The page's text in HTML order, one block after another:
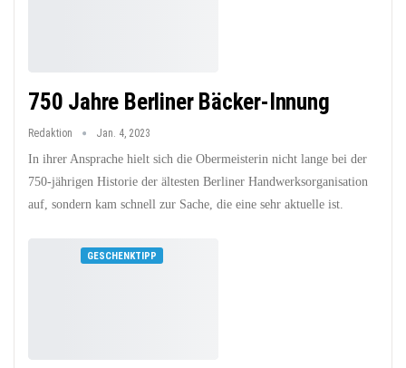
750 Jahre Berliner Bäcker-Innung
Redaktion Jan. 4, 2023
In ihrer Ansprache hielt sich die Obermeisterin nicht lange bei der
750-jährigen Historie der ältesten Berliner Handwerksorganisation
auf, sondern kam schnell zur Sache, die eine sehr aktuelle ist.
GESCHENKTIPP